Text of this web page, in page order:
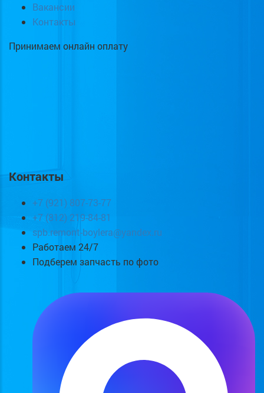
Вакансии
Контакты
Принимаем онлайн оплату
Контакты
+7 (921) 807-73-77
+7 (812) 219-84-81
spb.remont-boylera@yandex.ru
Работаем 24/7
Подберем запчасть по фото